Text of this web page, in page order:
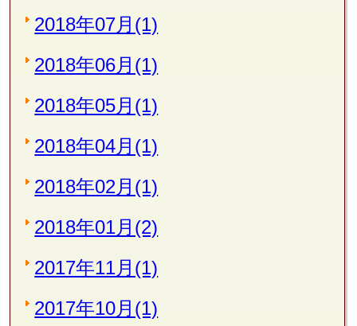
2018年07月(1)
2018年06月(1)
2018年05月(1)
2018年04月(1)
2018年02月(1)
2018年01月(2)
2017年11月(1)
2017年10月(1)